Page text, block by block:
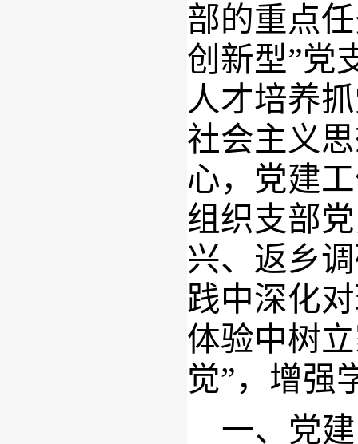
部的重点
创新型”党
人才培养
社会主义
心，党建
组织支部
兴、返乡
践中深化
体验中树
觉”，增强
一、党